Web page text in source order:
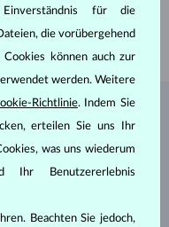
ATELIER
für die
die vorübergehend
können auch zur
werden. Weitere
Richtlinie. Indem Sie
erteilen Sie uns Ihr
was uns wiederum
Ihr Benutzererlebnis
Beachten Sie jedoch,